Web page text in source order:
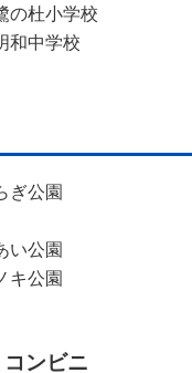
の杜小学校
和中学校
ぎ公園
い公園
キ公園
ンビニ